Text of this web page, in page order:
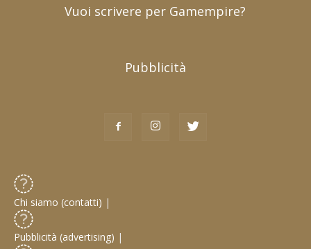
Vuoi scrivere per Gamempire?
Pubblicità
Chi siamo (contatti) |
Pubblicità (advertising) |